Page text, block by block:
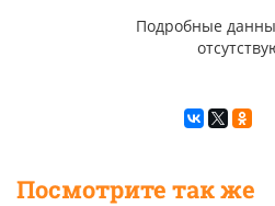
Подробные
Посмотрите так же